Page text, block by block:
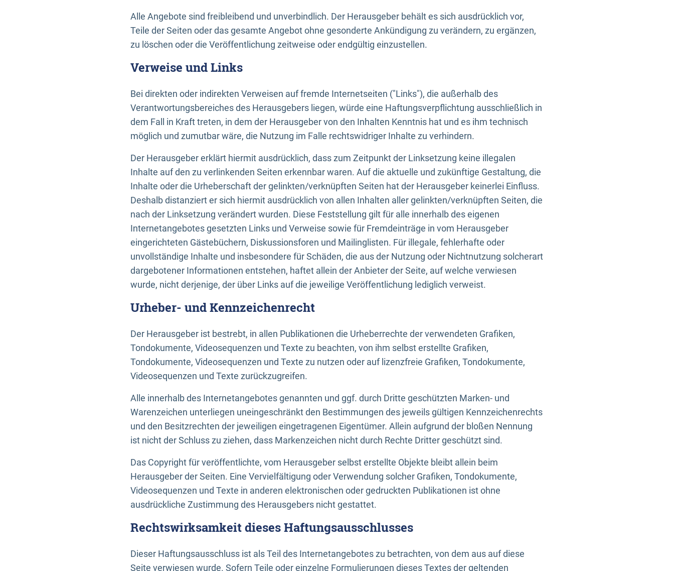
Alle Angebote sind freibleibend und unverbindlich. Der Herausgeber behält es sich ausdrücklich vor,
Teile der Seiten oder das gesamte Angebot ohne gesonderte Ankündigung zu verändern, zu ergänzen,
zu löschen oder die Veröffentlichung zeitweise oder endgültig einzustellen.
Verweise und Links
Bei direkten oder indirekten Verweisen auf fremde Internetseiten ("Links"), die außerhalb des
Verantwortungsbereiches des Herausgebers liegen, würde eine Haftungsverpflichtung ausschließlich in
dem Fall in Kraft treten, in dem der Herausgeber von den Inhalten Kenntnis hat und es ihm technisch
möglich und zumutbar wäre, die Nutzung im Falle rechtswidriger Inhalte zu verhindern.
Der Herausgeber erklärt hiermit ausdrücklich, dass zum Zeitpunkt der Linksetzung keine illegalen
Inhalte auf den zu verlinkenden Seiten erkennbar waren. Auf die aktuelle und zukünftige Gestaltung, die
Inhalte oder die Urheberschaft der gelinkten/verknüpften Seiten hat der Herausgeber keinerlei Einfluss.
Deshalb distanziert er sich hiermit ausdrücklich von allen Inhalten aller gelinkten/verknüpften Seiten, die
nach der Linksetzung verändert wurden. Diese Feststellung gilt für alle innerhalb des eigenen
Internetangebotes gesetzten Links und Verweise sowie für Fremdeinträge in vom Herausgeber
eingerichteten Gästebüchern, Diskussionsforen und Mailinglisten. Für illegale, fehlerhafte oder
unvollständige Inhalte und insbesondere für Schäden, die aus der Nutzung oder Nichtnutzung solcherart
dargebotener Informationen entstehen, haftet allein der Anbieter der Seite, auf welche verwiesen
wurde, nicht derjenige, der über Links auf die jeweilige Veröffentlichung lediglich verweist.
Urheber- und Kennzeichenrecht
Der Herausgeber ist bestrebt, in allen Publikationen die Urheberrechte der verwendeten Grafiken,
Tondokumente, Videosequenzen und Texte zu beachten, von ihm selbst erstellte Grafiken,
Tondokumente, Videosequenzen und Texte zu nutzen oder auf lizenzfreie Grafiken, Tondokumente,
Videosequenzen und Texte zurückzugreifen.
Alle innerhalb des Internetangebotes genannten und ggf. durch Dritte geschützten Marken- und
Warenzeichen unterliegen uneingeschränkt den Bestimmungen des jeweils gültigen Kennzeichenrechts
und den Besitzrechten der jeweiligen eingetragenen Eigentümer. Allein aufgrund der bloßen Nennung
ist nicht der Schluss zu ziehen, dass Markenzeichen nicht durch Rechte Dritter geschützt sind.
Das Copyright für veröffentlichte, vom Herausgeber selbst erstellte Objekte bleibt allein beim
Herausgeber der Seiten. Eine Vervielfältigung oder Verwendung solcher Grafiken, Tondokumente,
Videosequenzen und Texte in anderen elektronischen oder gedruckten Publikationen ist ohne
ausdrückliche Zustimmung des Herausgebers nicht gestattet.
Rechtswirksamkeit dieses Haftungsausschlusses
Dieser Haftungsausschluss ist als Teil des Internetangebotes zu betrachten, von dem aus auf diese
Seite verwiesen wurde. Sofern Teile oder einzelne Formulierungen dieses Textes der geltenden